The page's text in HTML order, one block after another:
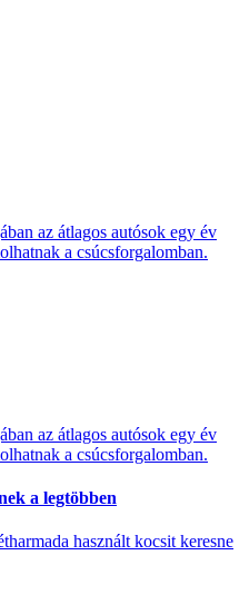
az átlagos autósok egy év
a csúcsforgalomban.
az átlagos autósok egy év
a csúcsforgalomban.
a legtöbben
használt kocsit keresne